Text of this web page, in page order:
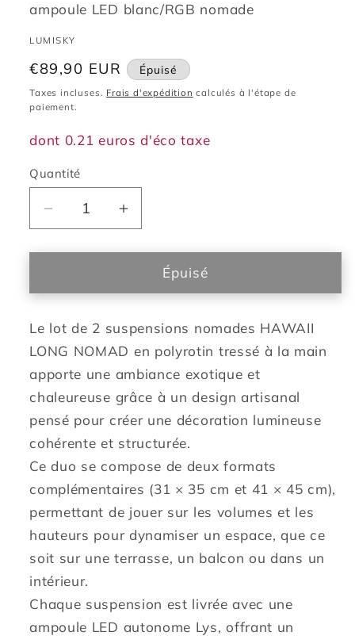
ampoule LED blanc/RGB nomade
LUMISKY
Prix
habituel
€89,90 EUR Épuisé
Taxes incluses. Frais d'expédition calculés à l'étape de
paiement.
dont 0.21 euros d'éco taxe
Quantité
Réduire
la
quantité
Lot
2
suspensions
2X
HAWAII
LONG
NOMAD
en
poly
rotin
style
bohème
avec
ampoule
LED
nomade
Augmenter
la
quantité
Lot
2
suspensions
2X
HAWAII
LONG
NOMAD
en
poly
rotin
style
bohème
avec
ampoule
blanc/RGB
nomade
Épuisé
Le lot de 2 suspensions nomades HAWAII
LONG NOMAD en polyrotin tressé à la main
apporte une ambiance exotique et
chaleureuse grâce à un design artisanal
pensé pour créer une décoration lumineuse
cohérente et structurée.
Ce duo se compose de deux formats
complémentaires (31 × 35 cm et 41 × 45 cm),
permettant de jouer sur les volumes et les
hauteurs pour dynamiser un espace, que ce
soit sur une terrasse, un balcon ou dans un
intérieur.
Chaque suspension est livrée avec une
ampoule LED autonome Lys, offrant un